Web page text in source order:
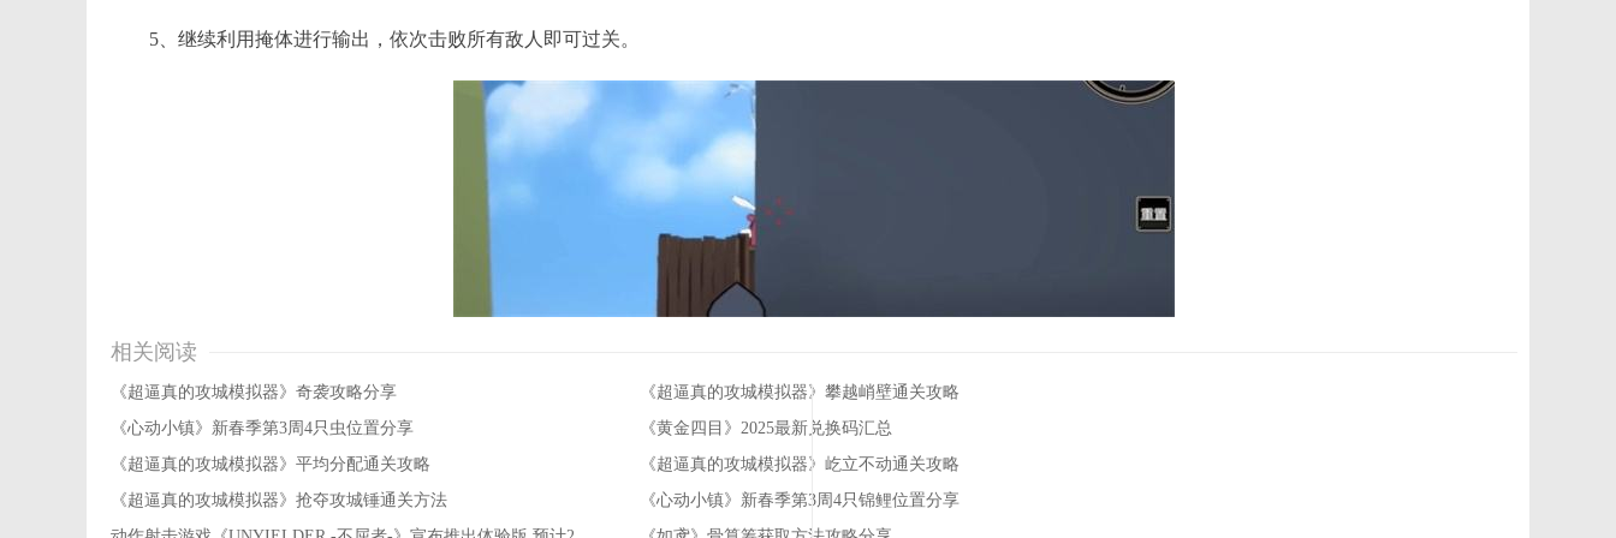
5、继续利用掩体进行输出，依次击败所有敌人即可过关。
相关阅读
《超逼真的攻城模拟器》奇袭攻略分享
《超逼真的攻城模拟器》攀越峭壁通关攻略
《心动小镇》新春季第3周4只虫位置分享
《黄金四目》2025最新兑换码汇总
《超逼真的攻城模拟器》平均分配通关攻略
《超逼真的攻城模拟器》屹立不动通关攻略
《超逼真的攻城模拟器》抢夺攻城锤通关方法
《心动小镇》新春季第3周4只锦鲤位置分享